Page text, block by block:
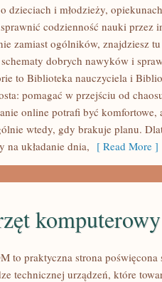
dzieciach i młodzieży,
codzienność nauki przez
zamiast ogólników, znajdziesz
dobrych nawyków i
to Biblioteka nauczyciela i
pomagać w przejściu od
online potrafi być komfortowe,
wtedy, gdy brakuje planu.
na układanie dnia, [ Read More ]
komputerowy
to praktyczna strona
technicznej urządzeń, które